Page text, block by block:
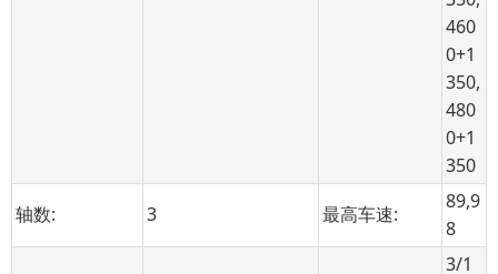
460
0+1
350,
480
0+1
350
轴数:
3 最高车速:
89,9
8
3/1